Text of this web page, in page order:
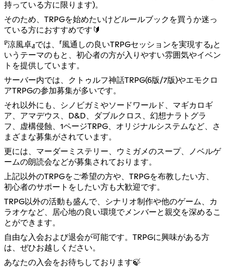
持っている方に限ります)。
そのため、TRPGを始めたいけどルールブックを買うか迷っ
ている方におすすめです🔰
『涼風卓』では、「風通しの良いTRPGセッションを実現する」と
いうテーマのもと、初心者の方が入りやすい雰囲気やイベン
トを提供しています。
サーバー内では、クトゥルフ神話TRPG(6版/7版)やエモクロ
アTRPGの参加募集が多いです。
それ以外にも、シノビガミやソードワールド、マギカロギ
ア、アマデウス、D&D、ダブルクロス、幻想ナラトグラ
フ、虚構侵蝕、1ページTRPG、オリジナルシステムなど、さ
まざまな募集がされています。
更には、マーダーミステリー、ウミガメのスープ、ノベルゲ
ームの朗読会などが募集されております。
上記以外のTRPGをご希望の方や、TRPGを布教したい方、
初心者のサポートをしたい方も大歓迎です。
TRPG以外の活動も盛んで、シナリオ制作や他のゲーム、カ
ラオケなど、居心地の良い環境でメンバーと親交を深めるこ
とができます。
自由な入会および退会が可能です。TRPGに興味がある方
は、ぜひお越しください。
あなたの入会をお待ちしております🍃